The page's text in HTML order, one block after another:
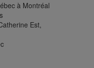
à Montréal
Est,